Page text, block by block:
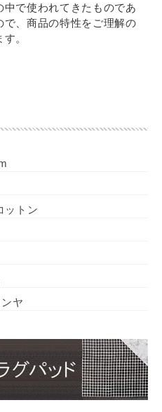
で使われてきたものであ
で、商品の特性をご理解の
。
ットン
ヤ